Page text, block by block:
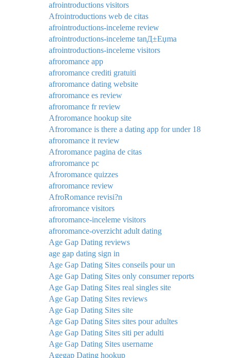
afrointroductions visitors
Afrointroductions web de citas
afrointroductions-inceleme review
afrointroductions-inceleme tanД±Еџma
afrointroductions-inceleme visitors
afroromance app
afroromance crediti gratuiti
afroromance dating website
afroromance es review
afroromance fr review
Afroromance hookup site
Afroromance is there a dating app for under 18
afroromance it review
Afroromance pagina de citas
afroromance pc
Afroromance quizzes
afroromance review
AfroRomance revisi?n
afroromance visitors
afroromance-inceleme visitors
afroromance-overzicht adult dating
Age Gap Dating reviews
age gap dating sign in
Age Gap Dating Sites conseils pour un
Age Gap Dating Sites only consumer reports
Age Gap Dating Sites real singles site
Age Gap Dating Sites reviews
Age Gap Dating Sites site
Age Gap Dating Sites sites pour adultes
Age Gap Dating Sites siti per adulti
Age Gap Dating Sites username
Agegap Dating hookup